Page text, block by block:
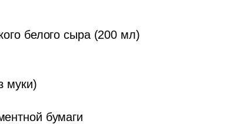
белого сыра (200 мл)
муки)
бумаги